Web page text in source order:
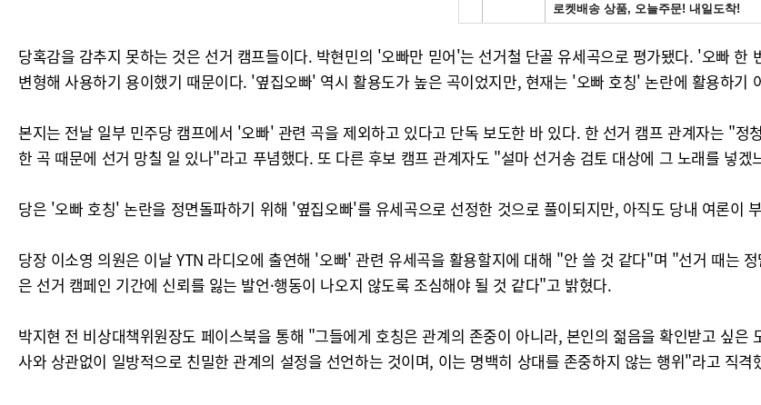
당혹감을 감추지 못하는 것은 선거 캠프들이다. 박현민의 '오빠만 믿어'는 선거철 단골 유세곡으로 평가됐다. '오빠
변형해 사용하기 용이했기 때문이다. '옆집오빠' 역시 활용도가 높은 곡이었지만, 현재는 '오빠 호칭' 논란에 활용하기
본지는 전날 일부 민주당 캠프에서 '오빠' 관련 곡을 제외하고 있다고 단독 보도한 바 있다. 한 선거 캠프 관계자는 "정
한 곡 때문에 선거 망칠 일 있나"라고 푸념했다. 또 다른 후보 캠프 관계자도 "설마 선거송 검토 대상에 그 노래를 넣겠
당은 '오빠 호칭' 논란을 정면돌파하기 위해 '옆집오빠'를 유세곡으로 선정한 것으로 풀이되지만, 아직도 당내 여론이
당장 이소영 의원은 이날 YTN 라디오에 출연해 '오빠' 관련 유세곡을 활용할지에 대해 "안 쓸 것 같다"며 "선거 때는
은 선거 캠페인 기간에 신뢰를 잃는 발언·행동이 나오지 않도록 조심해야 될 것 같다"고 밝혔다.
박지현 전 비상대책위원장도 페이스북을 통해 "그들에게 호칭은 관계의 존중이 아니라, 본인의 젊음을 확인받고 싶
사와 상관없이 일방적으로 친밀한 관계의 설정을 선언하는 것이며, 이는 명백히 상대를 존중하지 않는 행위"라고 직격